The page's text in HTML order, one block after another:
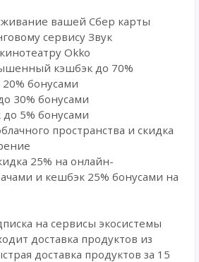
вашей Сбер карты
сервису Звук
Okko
кэшбэк до 70%
бонусами
30% бонусами
5% бонусами
пространства и скидка
25% на онлайн-
и кешбэк 25% бонусами на
на сервисы экосистемы
доставка продуктов из
доставка продуктов за 15